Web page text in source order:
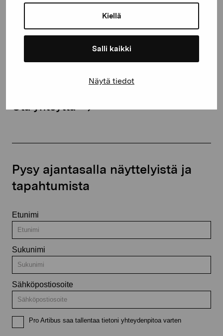
Kiellä
Salli kaikki
Näytä tiedot
Kustaa Vaasan katu 11
proartibus@proartibus.fi
Ota yhteyttä
Pysy ajantasalla näyttelyistä ja
tapahtumista
Etunimi
Sukunimi
Sähköpostiosoite
Pro Artibus saa tallentaa tietoni yhteydenpitoa varten